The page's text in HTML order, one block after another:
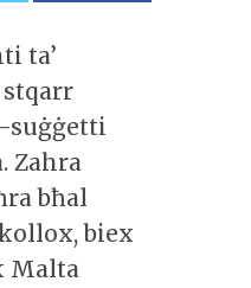
ta’
suġġetti
Zahra
bħal
biex
Malta